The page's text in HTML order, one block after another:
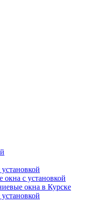
с установкой
окна в Курске